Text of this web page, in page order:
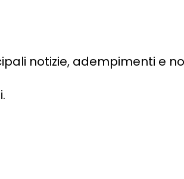
notizie, adempimenti e